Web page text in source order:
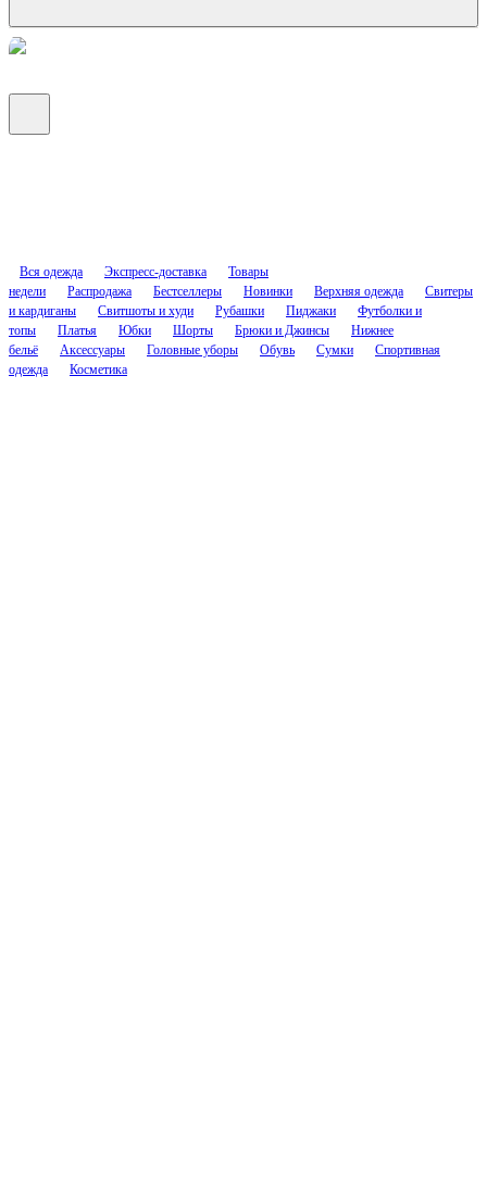
Вся одежда Экспресс-доставка
Товары
недели
Распродажа Бестселлеры Новинки Верхняя одежда
Свитеры
и кардиганы
Свитшоты и худи Рубашки Пиджаки
Футболки и
топы
Платья Юбки Шорты Брюки и Джинсы
Нижнее
бельё
Аксессуары Головные уборы Обувь Сумки
Спортивная
одежда
Косметика